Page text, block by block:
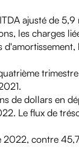
ajusté de
les charges
d'amortissement,
de dollars en
Le flux de
2022, contre